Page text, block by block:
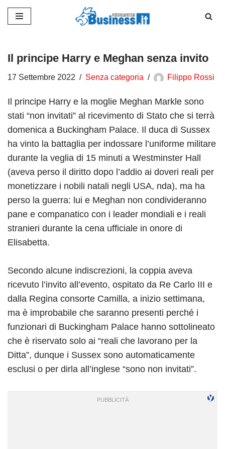
contenuto
Il principe Harry e Meghan senza invito
17 Settembre 2022 Senza categoria Filippo Rossi
Il principe Harry e la moglie Meghan Markle sono
stati “non invitati” al ricevimento di Stato che si terrà
domenica a Buckingham Palace. Il duca di Sussex
ha vinto la battaglia per indossare l’uniforme militare
durante la veglia di 15 minuti a Westminster Hall
(aveva perso il diritto dopo l’addio ai doveri reali per
monetizzare i nobili natali negli USA, nda), ma ha
perso la guerra: lui e Meghan non condivideranno
pane e companatico con i leader mondiali e i reali
stranieri durante la cena ufficiale in onore di
Elisabetta.
Secondo alcune indiscrezioni, la coppia aveva
ricevuto l’invito all’evento, ospitato da Re Carlo III e
dalla Regina consorte Camilla, a inizio settimana,
ma è improbabile che saranno presenti perché i
funzionari di Buckingham Palace hanno sottolineato
che è riservato solo ai “reali che lavorano per la
Ditta”, dunque i Sussex sono automaticamente
esclusi o per dirla all’inglese “sono non invitati”.